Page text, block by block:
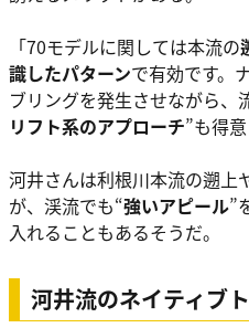
「70モデルに関しては本流の
識したパターンで有効です。
ブリングを発生させながら、
リフト系のアプローチ”も得
河井さんは利根川本流の遡上
が、渓流でも“強いアピール”
入れることもあるそうだ。
河井流のネイティブ